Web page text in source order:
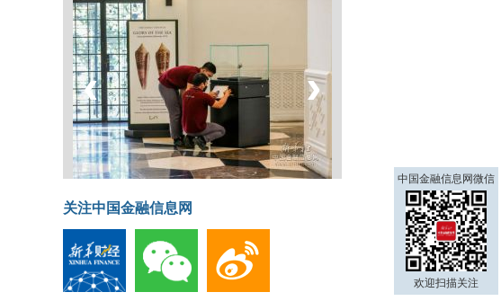
菲律宾：防疫降级
‹ ›
关注中国金融信息网
中国金融信息网微信
欢迎扫描关注